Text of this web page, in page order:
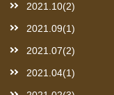
2021.10(2)
2021.09(1)
2021.07(2)
2021.04(1)